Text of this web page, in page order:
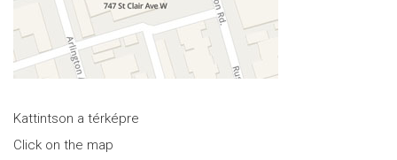
Kattintson a térképre
Click on the map